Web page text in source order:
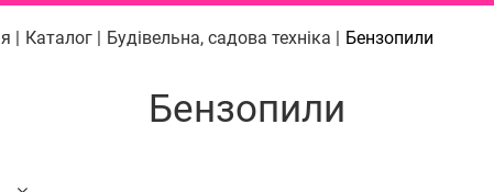
| Каталог | Будівельна, садова техніка | Бензопили
Бензопили